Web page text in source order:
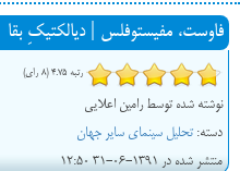
فهرست فیلم‌های بخش مسابقه جشنواره فیلم ونیز ۲۰۲۲ مشخص شد، سهم پررنگ
بیرون راندن فیلم‌های منتسب به حامیان
فاوست، مفیستوفلس | دیالکتیکِ بقا
رتبه 4.75 (8 رای)
نوشته شده توسط رامین اعلایی
دسته: تحلیل سینمای سایر جهان
منتشر شده در 1391-06-31 12:50